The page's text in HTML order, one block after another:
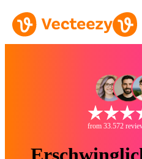
from 33.572